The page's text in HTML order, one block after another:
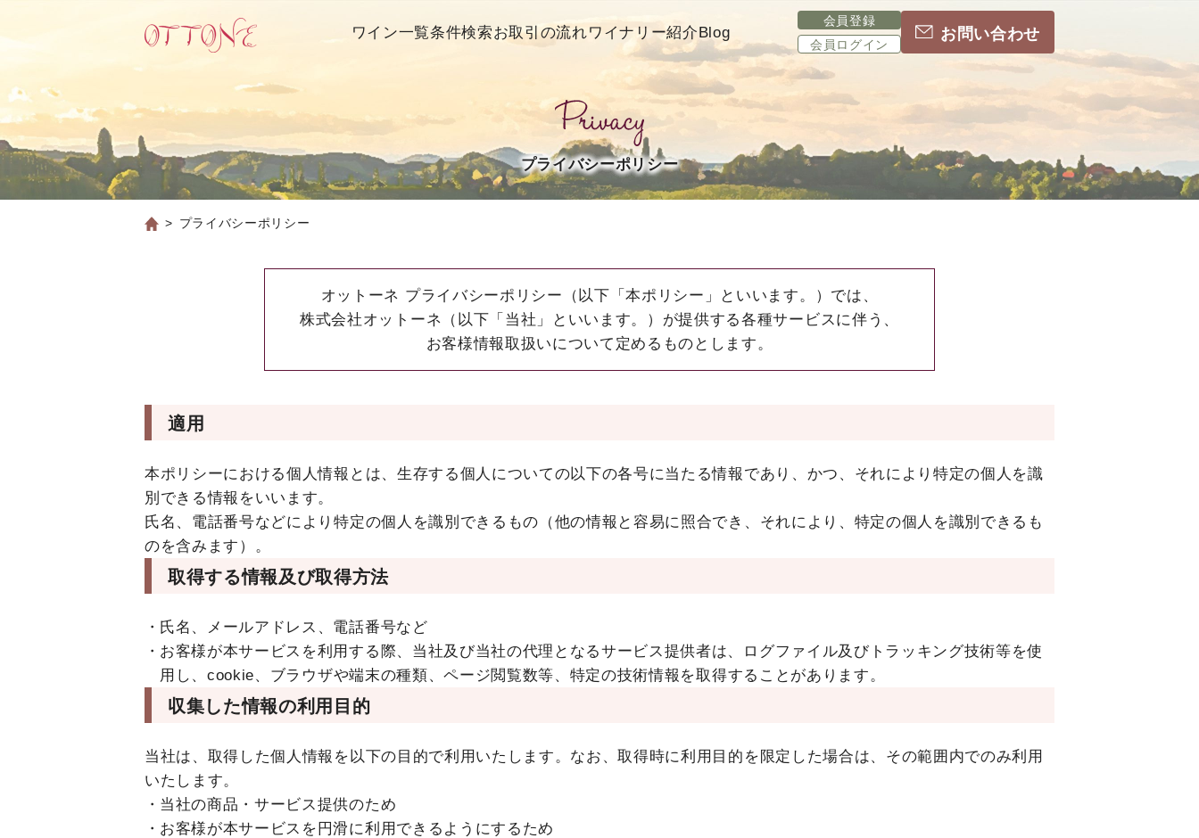
ワイン一覧条件検索お取引の流れワイナリー紹介Blog
会員登録
会員ログイン
お問い合わせ
プライバシーポリシー
プライバシーポリシー
オットーネ プライバシーポリシー（以下「本ポリシー」といいます。）では、
株式会社オットーネ（以下「当社」といいます。）が提供する各種サービスに伴う、
お客様情報取扱いについて定めるものとします。
適用
本ポリシーにおける個人情報とは、生存する個人についての以下の各号に当たる情報であり、かつ、それにより特定の個人を識
別できる情報をいいます。
氏名、電話番号などにより特定の個人を識別できるもの（他の情報と容易に照合でき、それにより、特定の個人を識別できるも
のを含みます）。
取得する情報及び取得方法
氏名、メールアドレス、電話番号など
お客様が本サービスを利用する際、当社及び当社の代理となるサービス提供者は、ログファイル及びトラッキング技術等を使
用し、cookie、ブラウザや端末の種類、ページ閲覧数等、特定の技術情報を取得することがあります。
収集した情報の利用目的
当社は、取得した個人情報を以下の目的で利用いたします。なお、取得時に利用目的を限定した場合は、その範囲内でのみ利用
いたします。
当社の商品・サービス提供のため
お客様が本サービスを円滑に利用できるようにするため